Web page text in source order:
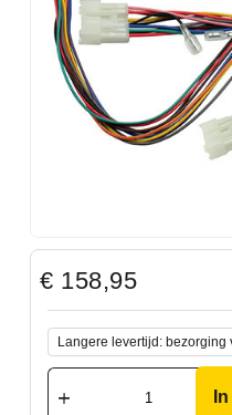
€ 158,95
Langere levertijd: bezorging